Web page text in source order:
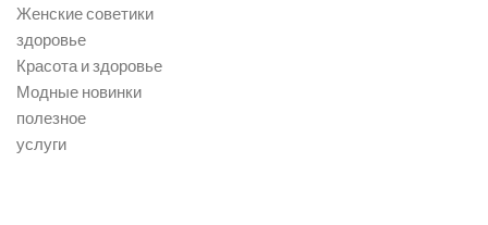
Женские советики
здоровье
Красота и здоровье
Модные новинки
полезное
услуги